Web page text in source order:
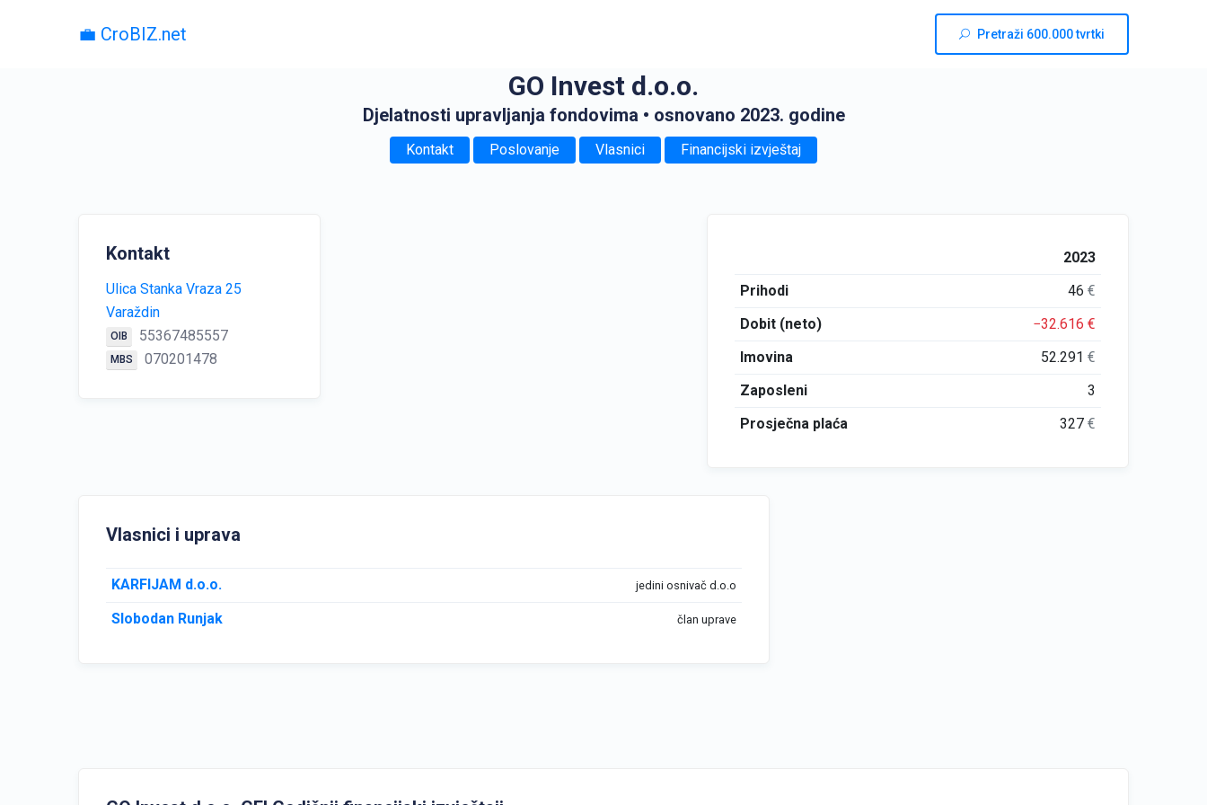
💼 CroBIZ.net Pretraži 600.000 tvrtki
GO Invest d.o.o.
Djelatnosti upravljanja fondovima • osnovano 2023. godine
Kontakt Poslovanje Vlasnici Financijski izvještaj
Kontakt
Ulica Stanka Vraza 25
Varaždin
OIB 55367485557
MBS 070201478
2023
Prihodi
46€
Dobit (neto)
−32.616€
Imovina
52.291€
Zaposleni
3
Prosječna plaća
327€
Vlasnici i uprava
KARFIJAM d.o.o. jedini osnivač d.o.o
Slobodan Runjak član uprave